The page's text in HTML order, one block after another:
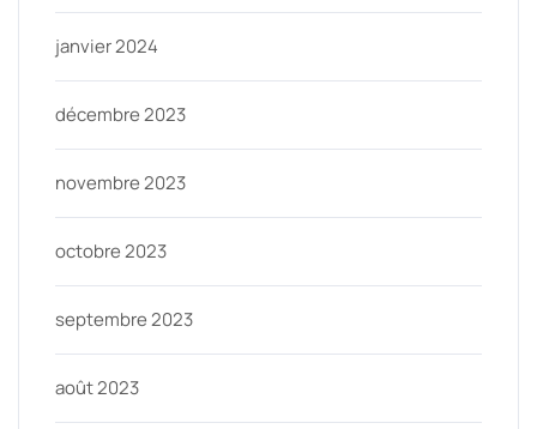
janvier 2024
décembre 2023
novembre 2023
octobre 2023
septembre 2023
août 2023